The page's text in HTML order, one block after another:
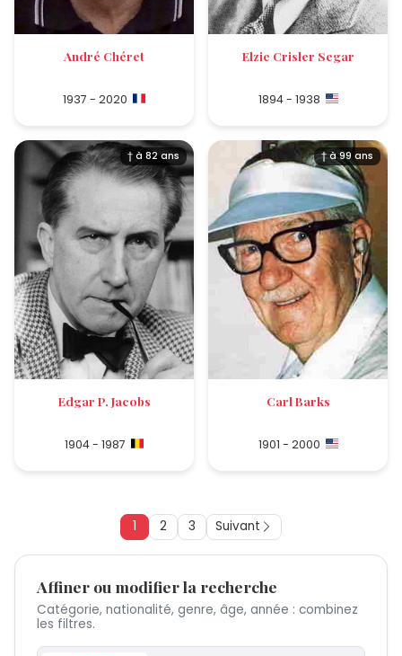
André Chéret
1937 - 2020
Elzie Crisler Segar
1894 - 1938
† à 82 ans
Edgar P. Jacobs
1904 - 1987
† à 99 ans
Carl Barks
1901 - 2000
1 2 3 Suivant
Affiner ou modifier la recherche
Catégorie, nationalité, genre, âge, année : combinez
les filtres.